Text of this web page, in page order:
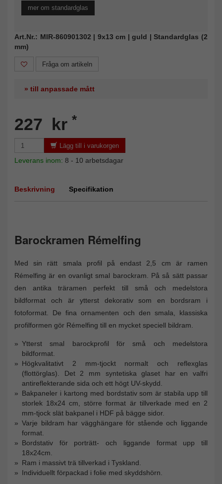
mer om standardglas
Art.Nr.: MIR-860901302 | 9x13 cm | guld | Standardglas (2
mm)
Fråga om artikeln
» till anpassade mått
227 kr *
Lägg till i varukorgen
Leverans inom: 8 - 10 arbetsdagar
Beskrivning Specifikation
Barockramen Rémelfing
Med sin rätt smala profil på endast 2,5 cm är ramen
Rémelfing är en ovanligt smal barockram. På så sätt passar
den antika träramen perfekt till små och medelstora
bildformat och är ytterst dekorativ som en bordsram i
fotoformat. De fina ornamenten och den smala, klassiska
profilformen gör Rémelfing till en mycket speciell bildram.
Ytterst smal barockprofil för små och medelstora
bildformat.
Högkvalitativt 2 mm-tjockt normalt och reflexglas
(flottörglas). Det 2 mm syntetiska glaset har en valfri
antireflekterande sida och ett högt UV-skydd.
Bakpaneler i kartong med bordstativ som är stabila upp till
storlek 18x24 cm, större format är tillverkade med en 2
mm-tjock slät bakpanel i HDF på bägge sidor.
Varje bildram har vägghängare för stående och liggande
format.
Bordstativ för porträtt- och liggande format upp till
18x24cm.
Ram i massivt trä tillverkad i Tyskland.
Individuellt förpackad i folie med skyddshörn.